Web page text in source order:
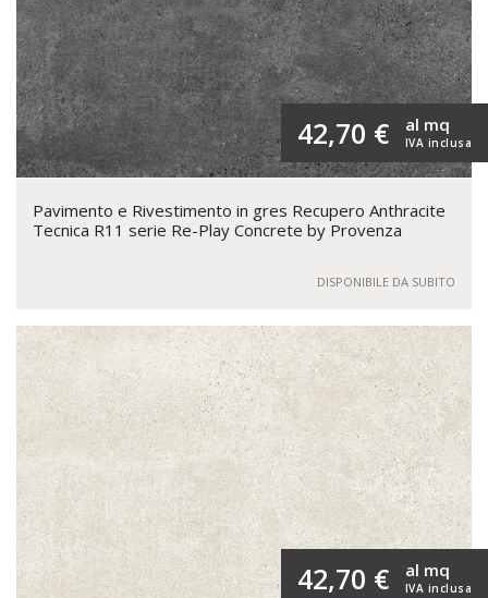
42,70 € IVA inclusa
al mq
Pavimento e Rivestimento in gres Recupero Anthracite
Tecnica R11 serie Re-Play Concrete by Provenza
DISPONIBILE DA SUBITO
42,70 € IVA inclusa
al mq